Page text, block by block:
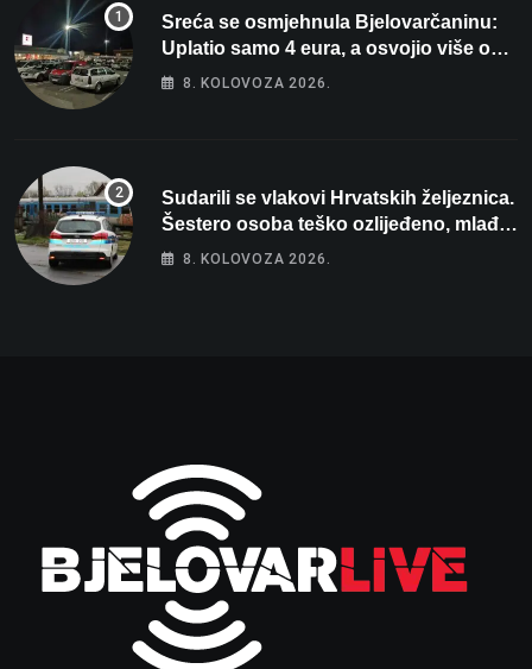
Sreća se osmjehnula Bjelovarčaninu:
Uplatio samo 4 eura, a osvojio više od
80 tisuća eura
8. KOLOVOZA 2026.
Sudarili se vlakovi Hrvatskih željeznica.
Šestero osoba teško ozlijeđeno, mlađa
žena na intenzivnoj
8. KOLOVOZA 2026.